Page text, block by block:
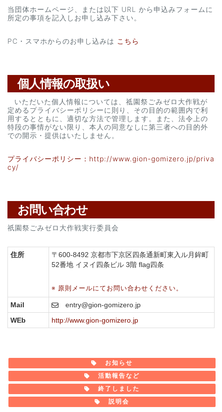
当団体ホームページ、または以下 URL から申込みフォームに
所定の事項を記入しお申し込み下さい。
PC・スマホからのお申し込みは こちら
個人情報の取扱い
いただいた個人情報については、祗園祭ごみゼロ大作戦が
定めるプライバシーポリシーに則り、その目的の範囲内で利
用するとともに、適切な方法で管理します。また、法令上の
特段の事情がない限り、本人の同意なしに第三者への目的外
での開示・提供はいたしません。
プライバシーポリシー：http://www.gion-gomizero.jp/priva
cy/
お問い合わせ
祇園祭ごみゼロ大作戦実行委員会
住所
〒600-8492 京都市下京区四条通新町東入ル月鉾町
52番地 イヌイ四条ビル 3階 flag四条
※ 原則メールにてお問い合わせください。
Mail
entry@gion-gomizero.jp
WEb
http://www.gion-gomizero.jp
お知らせ
活動報告など
終了しました
説明会